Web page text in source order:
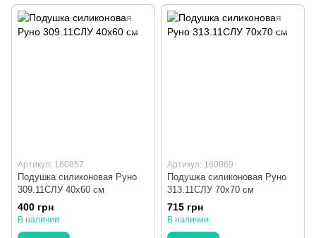
Артикул: 160857
Подушка силиконовая Руно
309.11СЛУ 40x60 см
400 грн
В наличии
Артикул: 160869
Подушка силиконовая Руно
313.11СЛУ 70x70 см
715 грн
В наличии